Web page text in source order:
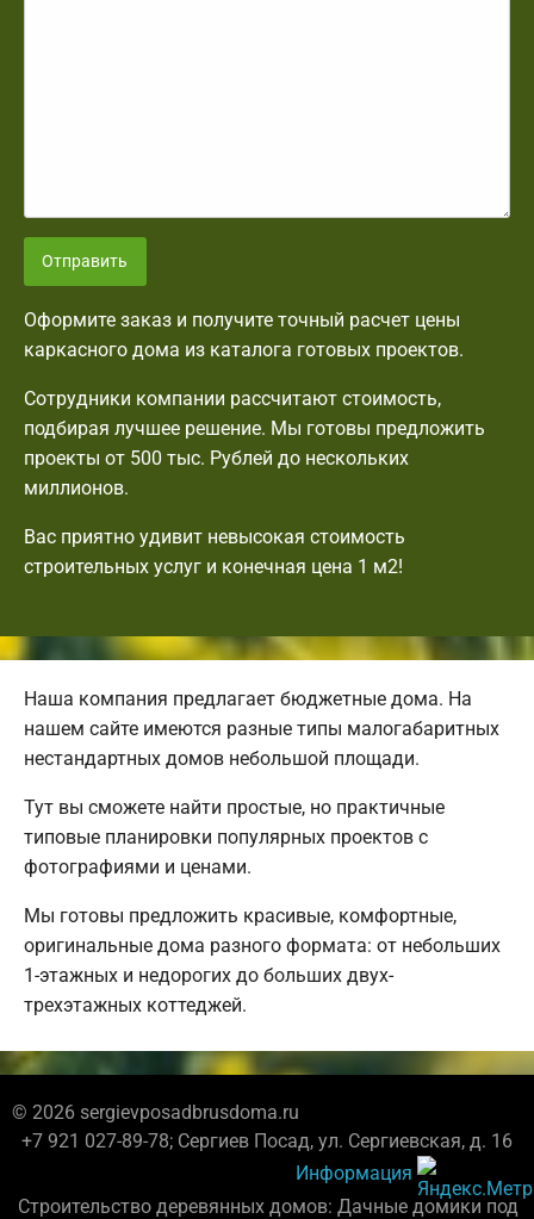
Отправить
Оформите заказ и получите точный расчет цены
каркасного дома из каталога готовых проектов.
Сотрудники компании рассчитают стоимость,
подбирая лучшее решение. Мы готовы предложить
проекты от 500 тыс. Рублей до нескольких
миллионов.
Вас приятно удивит невысокая стоимость
строительных услуг и конечная цена 1 м2!
Наша компания предлагает бюджетные дома. На
нашем сайте имеются разные типы малогабаритных
нестандартных домов небольшой площади.
Тут вы сможете найти простые, но практичные
типовые планировки популярных проектов с
фотографиями и ценами.
Мы готовы предложить красивые, комфортные,
оригинальные дома разного формата: от небольших
1-этажных и недорогих до больших двух-
трехэтажных коттеджей.
© 2026 sergievposadbrusdoma.ru
+7 921 027-89-78; Сергиев Посад, ул. Сергиевская, д. 16
Информация
Строительство деревянных домов: Дачные домики под